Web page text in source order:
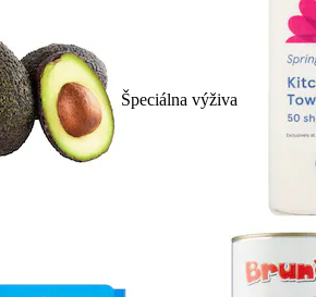
Špeciálna výživa